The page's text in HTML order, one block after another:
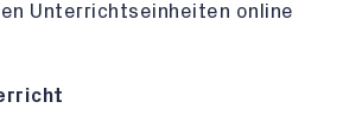
Unterrichtseinheiten online